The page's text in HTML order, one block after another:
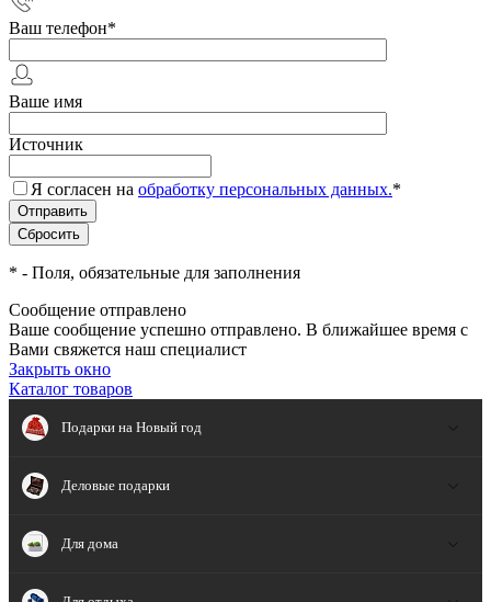
Ваш телефон*
Ваше имя
Источник
Я согласен на обработку персональных данных.*
* - Поля, обязательные для заполнения
Сообщение отправлено
Ваше сообщение успешно отправлено. В ближайшее время с
Вами свяжется наш специалист
Закрыть окно
Каталог товаров
Подарки на Новый год
Деловые подарки
Для дома